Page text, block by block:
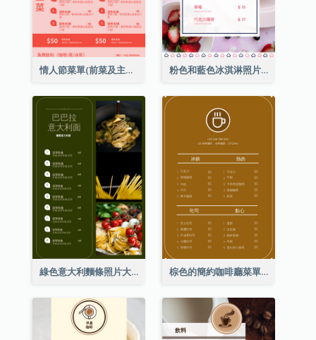
情人節菜單(前菜及主菜) 粉色和藍色冰淇淋照片甜點菜單
綠色意大利麵條照片大餐廳菜單 棕色的簡約咖啡廳菜單